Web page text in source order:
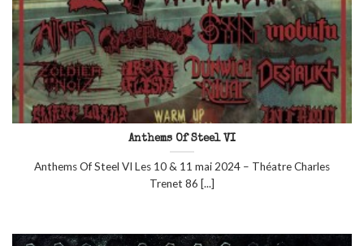
Anthems Of Steel VI
Anthems Of Steel VI Les 10 & 11 mai 2024 – Théatre Charles
Trenet 86 [...]